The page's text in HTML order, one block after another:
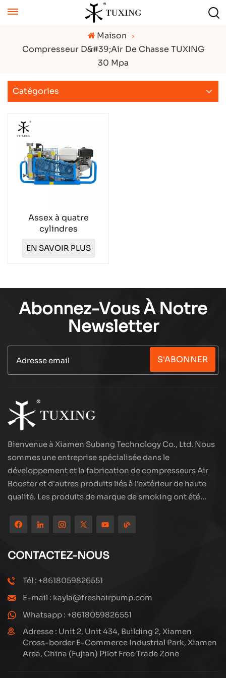
Maison
Compresseur D&#39;air De Chasse TUXING
30 Mpa
Catégories
Assex à quatre
cylindres
haute pression
EN SAVOIR PLUS
Abonnez-Vous À Notre
Newsletter
S'ABONNER
Bienvenue à Xiamen Subang Technology Co., Ltd. Nous
sommes une entreprise spécialisée dans le
développement et la fabrication de compresseurs Air
Booster et d'autres produits liés à l'extérieur de haute
qualité. Les produits de marque de smoking ont été
située dans les beaux paysages de la ville côtière -
Xiamen, nos produits sont exportés vers plus de 80 pays
et régions, avec une excellente qualité a remporté une
large réputation internationale. La technologie Subang
a une équipe de vente professionnelle et un système de
étudions toujours comment mettre à niveau en continu
nos produits grâce à l'innovation pour répondre aux
besoins croissants des clients. Le principal se
concentre sur la production et la fabrication de
compresseurs à haute pression, sa conception
CONTACTEZ-NOUS
Tél : +8618059826551
E-mail : kayla@freshairpump.com
Whatsapp : +8618059826551
Adresse : Unit 2, Unit 434, Building 2, Xiamen
Cross-border E-Commerce Industrial Park, Xiamen
Area, China (Fujian) Pilot Free Trade Zone